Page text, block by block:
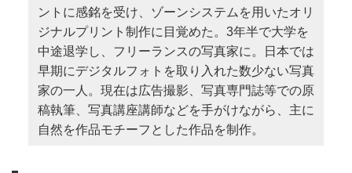
ントに感銘を受け、ゾーンシステムを用いたオリ
ジナルプリント制作に目覚めた。3年半で大学を
中途退学し、フリーランスの写真家に。日本では
早期にデジタルフォトを取り入れた数少ない写真
家の一人。現在は広告撮影、写真専門誌等での原
稿執筆、写真講座講師などを手がけながら、主に
自然を作品モチーフとした作品を制作。